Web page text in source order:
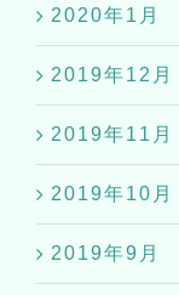
2020年1月
2019年12月
2019年11月
2019年10月
2019年9月